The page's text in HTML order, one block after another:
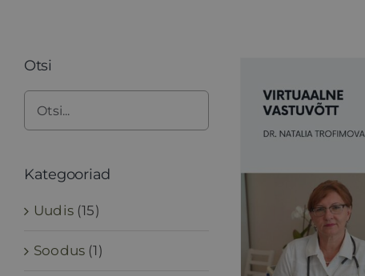
Otsi
Kategooriad
Uudis (15)
Soodus (1)